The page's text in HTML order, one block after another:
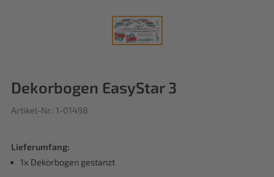
Dekorbogen EasyStar 3
Artikel-Nr.: 1-01498
Lieferumfang:
1x Dekorbogen gestanzt